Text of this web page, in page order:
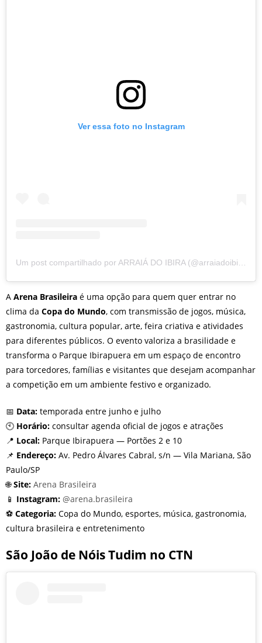
Ver essa foto no Instagram
A Arena Brasileira é uma opção para quem quer entrar no
clima da Copa do Mundo, com transmissão de jogos, música,
gastronomia, cultura popular, arte, feira criativa e atividades
para diferentes públicos. O evento valoriza a brasilidade e
transforma o Parque Ibirapuera em um espaço de encontro
para torcedores, famílias e visitantes que desejam acompanhar
a competição em um ambiente festivo e organizado.
📅 Data: temporada entre junho e julho
🕙 Horário: consultar agenda oficial de jogos e atrações
📍 Local: Parque Ibirapuera — Portões 2 e 10
📌 Endereço: Av. Pedro Álvares Cabral, s/n — Vila Mariana, São
Paulo/SP
🌐Site: Arena Brasileira
📱 Instagram: @arena.brasileira
⚽ Categoria: Copa do Mundo, esportes, música, gastronomia,
cultura brasileira e entretenimento
São João de Nóis Tudim no CTN